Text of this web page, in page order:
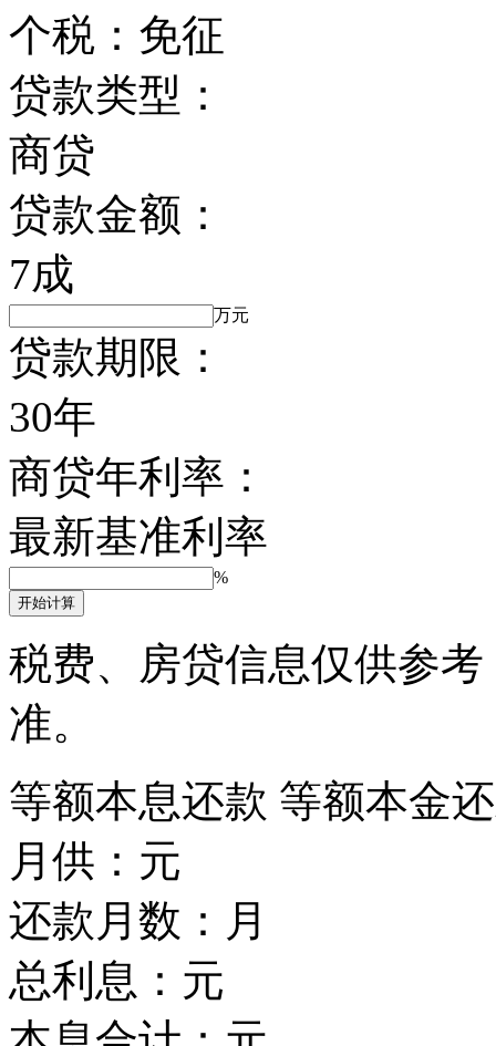
个税： 免征
贷款类型：
商贷
贷款金额：
7成
万元
贷款期限：
30年
商贷年利率：
最新基准利率
%
开始计算
税费、房贷信息仅供参
准。
等额本息还款 等额本金
月供： 元
还款月数： 月
总利息： 元